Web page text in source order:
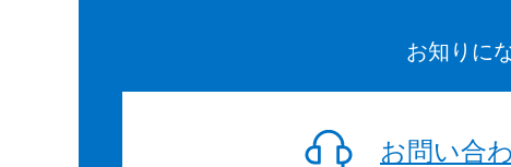
お知りに
お問い合